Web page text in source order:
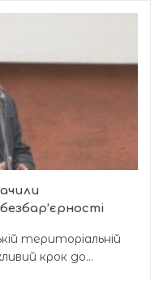
територіальній
крок до...